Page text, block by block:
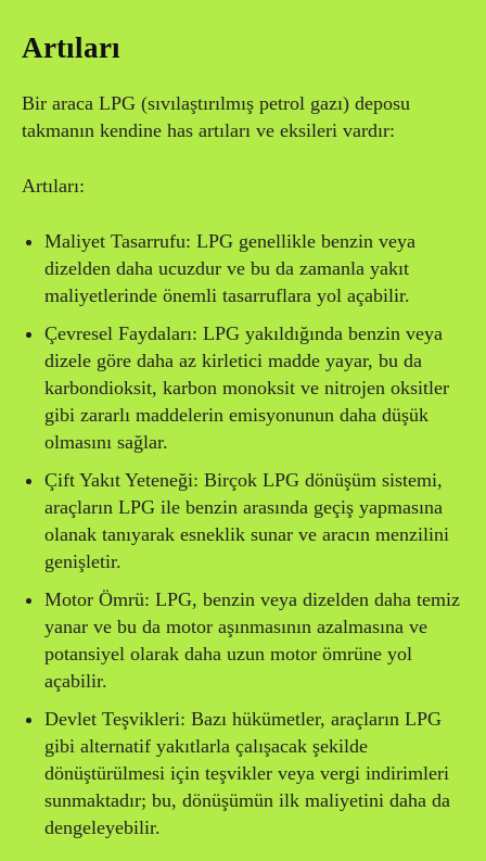
Artıları
Bir araca LPG (sıvılaştırılmış petrol gazı) deposu
takmanın kendine has artıları ve eksileri vardır:
Artıları:
Maliyet Tasarrufu: LPG genellikle benzin veya
dizelden daha ucuzdur ve bu da zamanla yakıt
maliyetlerinde önemli tasarruflara yol açabilir.
Çevresel Faydaları: LPG yakıldığında benzin veya
dizele göre daha az kirletici madde yayar, bu da
karbondioksit, karbon monoksit ve nitrojen oksitler
gibi zararlı maddelerin emisyonunun daha düşük
olmasını sağlar.
Çift Yakıt Yeteneği: Birçok LPG dönüşüm sistemi,
araçların LPG ile benzin arasında geçiş yapmasına
olanak tanıyarak esneklik sunar ve aracın menzilini
genişletir.
Motor Ömrü: LPG, benzin veya dizelden daha temiz
yanar ve bu da motor aşınmasının azalmasına ve
potansiyel olarak daha uzun motor ömrüne yol
açabilir.
Devlet Teşvikleri: Bazı hükümetler, araçların LPG
gibi alternatif yakıtlarla çalışacak şekilde
dönüştürülmesi için teşvikler veya vergi indirimleri
sunmaktadır; bu, dönüşümün ilk maliyetini daha da
dengeleyebilir.